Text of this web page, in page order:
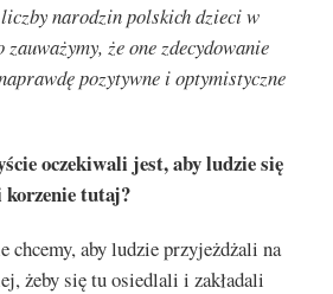
narodzin polskich dzieci w
że one zdecydowanie
pozytywne i optymistyczne
oczekiwali jest, aby ludzie się
korzenie tutaj?
chcemy, aby ludzie przyjeżdżali na
żeby się tu osiedlali i zakładali